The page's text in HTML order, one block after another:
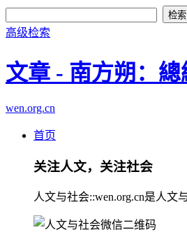
高级检索
文章 - 南方朔：總
wen.org.cn
首页
关注人文，关注社会
人文与社会::wen.org.cn是人